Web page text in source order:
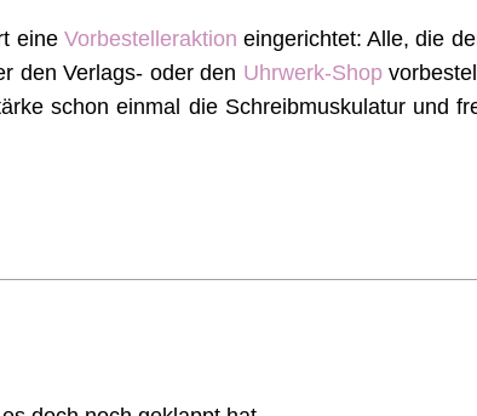
eine Vorbestelleraktion eingerichtet: Alle, die
den Verlags- oder den Uhrwerk-Shop
schon einmal die Schreibmuskulatur und